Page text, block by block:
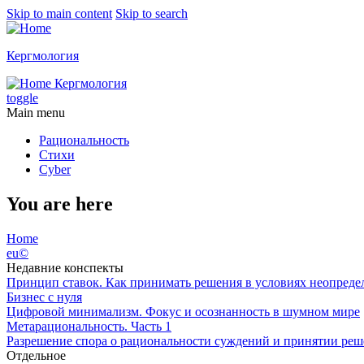
Skip to main content Skip to search
Кергмология
Кергмология
toggle
Main menu
Рациональность
Стихи
Cyber
You are here
Home
eu©
Недавние конспекты
Принцип ставок. Как принимать решения в условиях
Бизнес с нуля
Цифровой минимализм. Фокус и осознанность в шумном мире
Метарациональность. Часть 1
Разрешение спора о рациональности суждений и принятии
Отдельное